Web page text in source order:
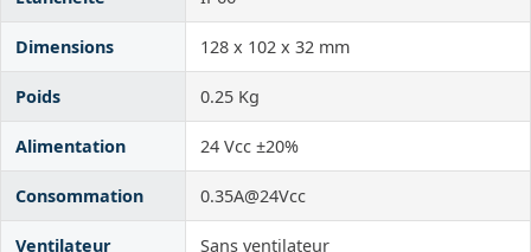
Dimensions 128 x 102 x 32 mm
Poids 0.25 Kg
Alimentation 24 Vcc ±20%
Consommation 0.35A@24Vcc
Ventilateur Sans ventilateur